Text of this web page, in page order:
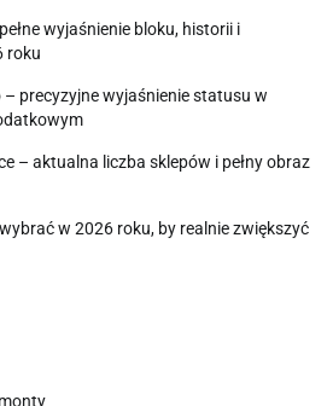
wyjaśnienie bloku, historii i
roku
– precyzyjne wyjaśnienie statusu w
– aktualna liczba sklepów i pełny obraz
w 2026 roku, by realnie zwiększyć